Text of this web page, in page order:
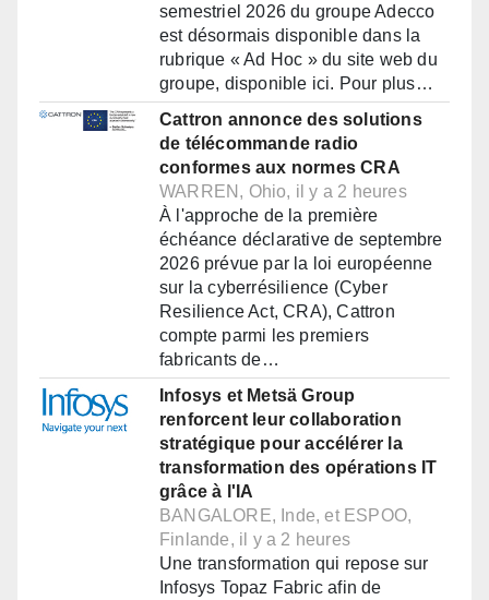
semestriel 2026 du groupe Adecco
est désormais disponible dans la
rubrique « Ad Hoc » du site web du
groupe, disponible ici. Pour plus…
Cattron annonce des solutions
de télécommande radio
conformes aux normes CRA
WARREN, Ohio, il y a 2 heures
À l'approche de la première
échéance déclarative de septembre
2026 prévue par la loi européenne
sur la cyberrésilience (Cyber
Resilience Act, CRA), Cattron
compte parmi les premiers
fabricants de…
Infosys et Metsä Group
renforcent leur collaboration
stratégique pour accélérer la
transformation des opérations IT
grâce à l'IA
BANGALORE, Inde, et ESPOO,
Finlande, il y a 2 heures
Une transformation qui repose sur
Infosys Topaz Fabric afin de